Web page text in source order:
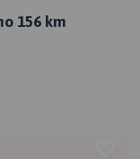
156 km